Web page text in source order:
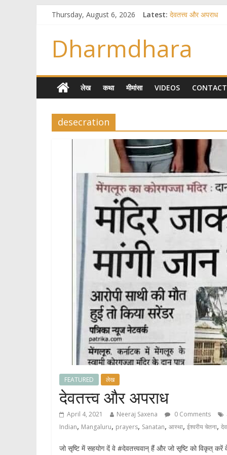
Thursday, August 6, 2026 Latest: देवतत्त्व और अपराध
तुम्हीं हो माता, पिता
गौ सेवा और राजयोग
Dharmdhara
लेख कथा मीमांसा VIDEOS
desecration
FEATURED लेख
देवतत्त्व और अपराध
April 4, 2021 Neeraj Saxena 0 Comments
Indian, Mangaluru, prayers, Sanatan, आस्था, ईश्वरीय चेतना,
जो सृष्टि में सहयोग दें वे #देवतत्त्ववान् हैं और जो सृष्टि को विकृत् करें वे